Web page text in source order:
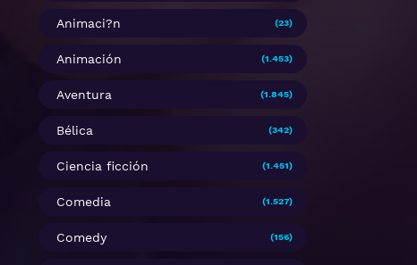
Animaci?n (23)
Animación (1.453)
Aventura (1.845)
Bélica (342)
Ciencia ficción (1.451)
Comedia (1.527)
Comedy (156)